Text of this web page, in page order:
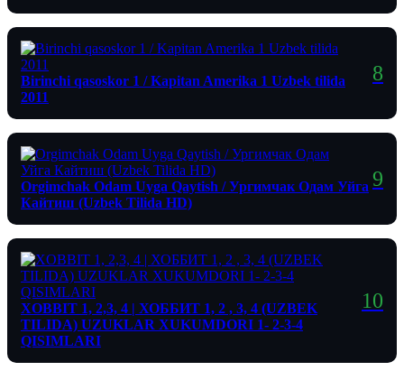
Birinchi qasoskor 1 / Kapitan Amerika 1 Uzbek tilida
2011
Orgimchak Odam Uyga Qaytish / Ургимчак Одам Уйга
Кайтиш (Uzbek Tilida HD)
XOBBIT 1, 2,3, 4 | ХОББИТ 1, 2 , 3, 4 (UZBEK
TILIDA) UZUKLAR XUKUMDORI 1- 2-3-4
QISIMLARI